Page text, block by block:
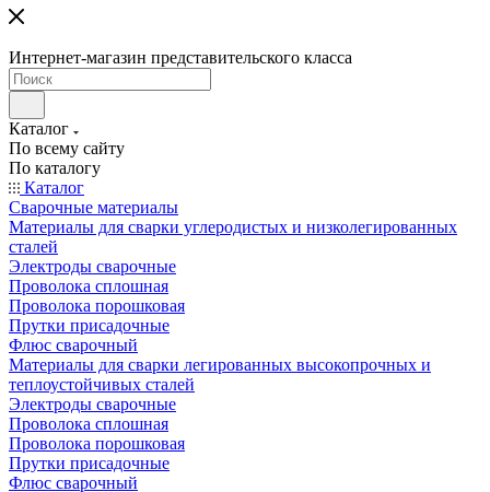
Интернет-магазин представительского класса
Каталог
По всему сайту
По каталогу
Каталог
Сварочные материалы
Материалы для сварки углеродистых и низколегированных
сталей
Электроды сварочные
Проволока сплошная
Проволока порошковая
Прутки присадочные
Флюс сварочный
Материалы для сварки легированных высокопрочных и
теплоустойчивых сталей
Электроды сварочные
Проволока сплошная
Проволока порошковая
Прутки присадочные
Флюс сварочный